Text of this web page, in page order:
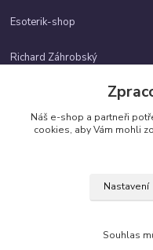
Esoterik-shop
Richard Záhrobský
info@esoterik-shop.cz
Všechna práva
Náš e-shop a partneři
cookies, aby Vám mohli
Nastavení
Souhlas